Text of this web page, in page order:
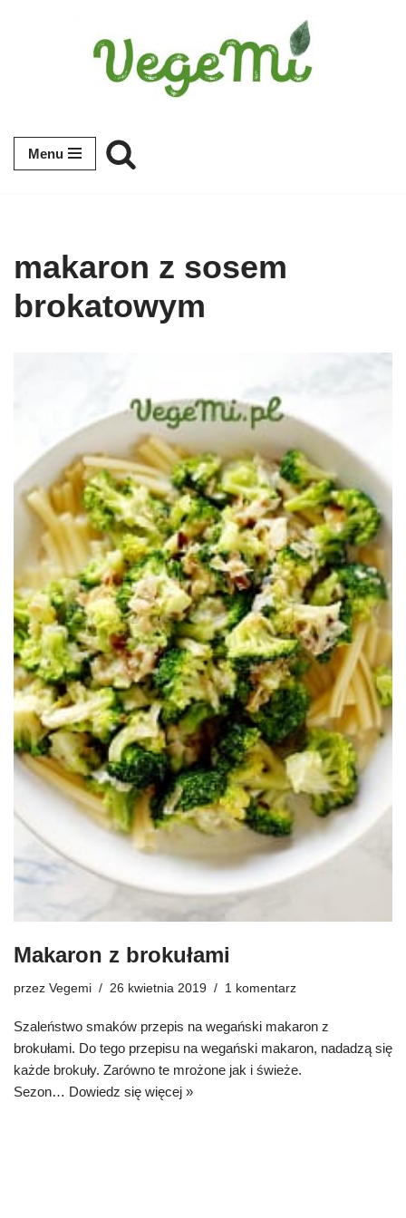
Menu
makaron z sosem
brokatowym
Makaron z brokułami
przez Vegemi 26 kwietnia 2019 1 komentarz
Szaleństwo smaków przepis na wegański makaron z
brokułami. Do tego przepisu na wegański makaron, nadadzą się
każde brokuły. Zarówno te mrożone jak i świeże.
Sezon… Dowiedz się więcej »